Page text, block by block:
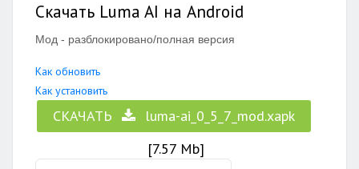
Скачать Luma AI на Android
Мод - разблокировано/полная версия
Как обновить
Как установить
СКАЧАТЬ
luma-ai_0_5_7_mod.xapk
[7.57 Mb]